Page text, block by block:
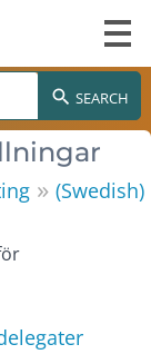
SEARCH
»(Swedish)